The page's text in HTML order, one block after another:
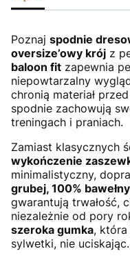
Poznaj spodnie
oversize’owy krój z
baloon fit zapewnia
niepowtarzalny
chronią materiał
spodnie zachowują
treningach i praniach.
Zamiast klasycznych
wykończenie
minimalistyczny,
grubej, 100%
gwarantują trwałość,
niezależnie od pory
szeroka gumka, która
sylwetki, nie uciskając.